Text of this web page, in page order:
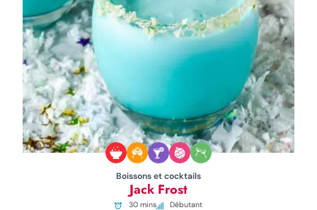
Boissons et cocktails
Jack Frost
30 mins Débutant